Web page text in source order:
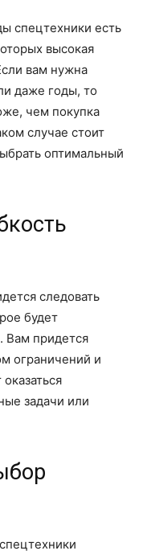
спецтехники есть
высокая
вам нужна
даже годы, то
чем покупка
случае стоит
оптимальный
следовать
будет
Вам придется
ограничений и
задачи или